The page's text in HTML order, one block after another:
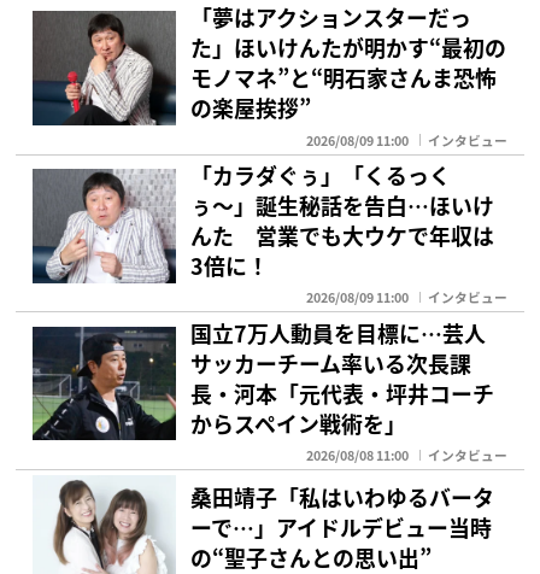
「夢はアクションスターだっ
た」ほいけんたが明かす“最初の
モノマネ”と“明石家さんま恐怖
の楽屋挨拶”
2026/08/09 11:00 インタビュー
「カラダぐぅ」「くるっく
ぅ〜」誕生秘話を告白…ほいけ
んた 営業でも大ウケで年収は
3倍に！
2026/08/09 11:00 インタビュー
国立7万人動員を目標に…芸人
サッカーチーム率いる次長課
長・河本「元代表・坪井コーチ
からスペイン戦術を」
2026/08/08 11:00 インタビュー
桑田靖子「私はいわゆるバータ
ーで…」アイドルデビュー当時
の“聖子さんとの思い出”